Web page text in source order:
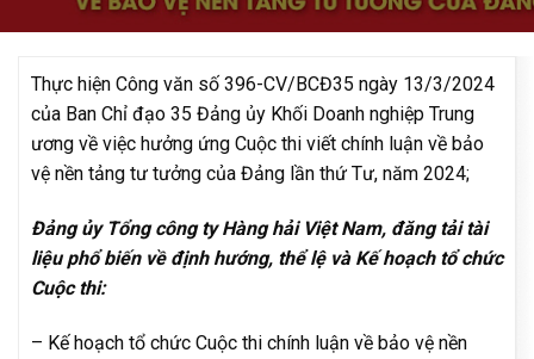
Thực hiện Công văn số 396-CV/BCĐ35 ngày 13/3/2024
của Ban Chỉ đạo 35 Đảng ủy Khối Doanh nghiệp Trung
ương về việc hưởng ứng Cuộc thi viết chính luận về bảo
vệ nền tảng tư tưởng của Đảng lần thứ Tư, năm 2024;
Đảng ủy Tổng công ty Hàng hải Việt Nam, đăng tải tài
liệu phổ biến về định hướng, thể lệ và Kế hoạch tổ chức
Cuộc thi:
– Kế hoạch tổ chức Cuộc thi chính luận về bảo vệ nền